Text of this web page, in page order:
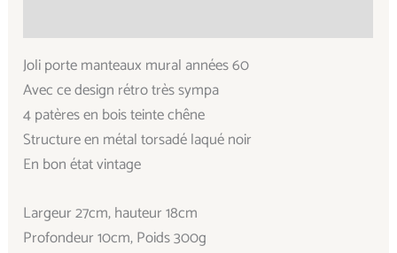
Joli porte manteaux mural années 60
Avec ce design rétro très sympa
4 patères en bois teinte chêne
Structure en métal torsadé laqué noir
En bon état vintage
Largeur 27cm, hauteur 18cm
Profondeur 10cm, Poids 300g